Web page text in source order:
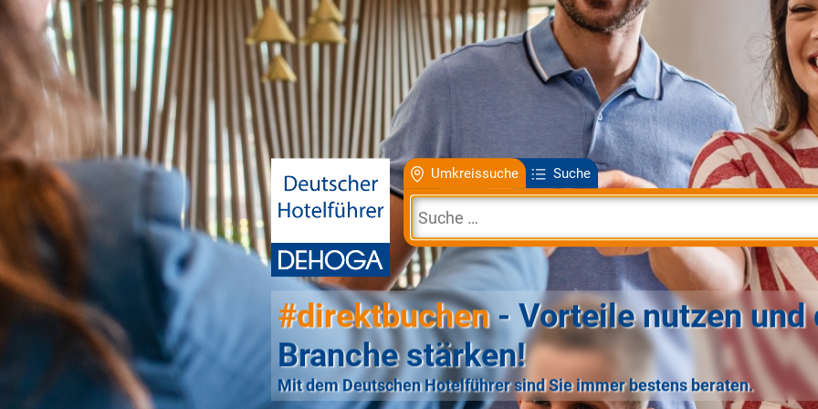
Umkreissuche Suche
#direktbuchen- Vorteile nutzen und
Branche stärken!
Mit dem Deutschen Hotelführer sind Sie immer bestens beraten.